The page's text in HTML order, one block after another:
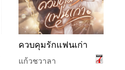
ควบคุมรักแฟนเก่า
แก้วชวาลา